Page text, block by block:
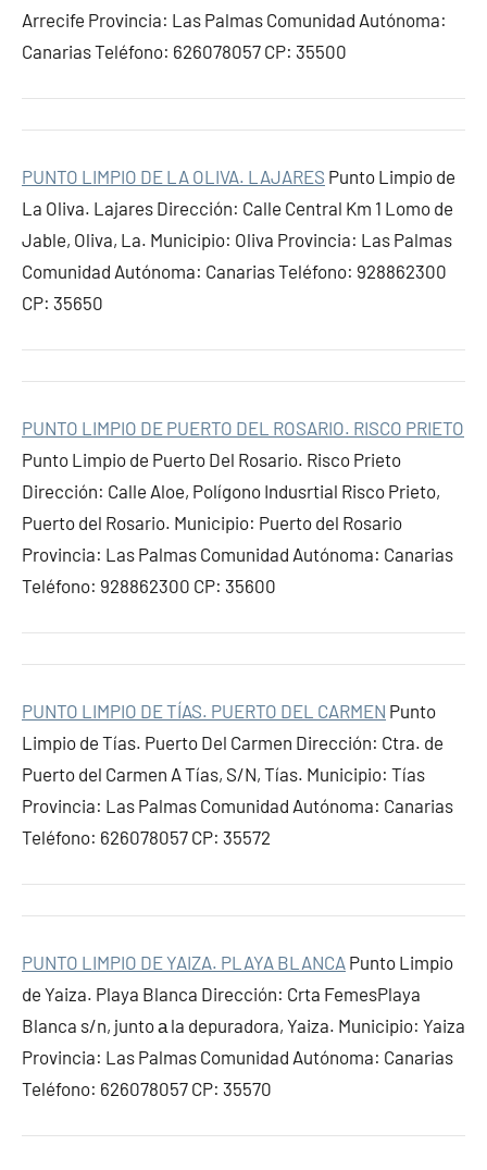
Arrecife Provincia: Las Palmas Comunidad Autónoma:
Canarias Teléfono: 626078057 CP: 35500
PUNTO LIMPIO DE LA OLIVA. LAJARES Punto Limpio de
La Oliva. Lajares Dirección: Calle Central Km 1 Lomo de
Jable, Oliva, La. Municipio: Oliva Provincia: Las Palmas
Comunidad Autónoma: Canarias Teléfono: 928862300
CP: 35650
PUNTO LIMPIO DE PUERTO DEL ROSARIO. RISCO PRIETO
Punto Limpio de Puerto Del Rosario. Risco Prieto
Dirección: Calle Aloe, Polígono Indusrtial Risco Prieto,
Puerto del Rosario. Municipio: Puerto del Rosario
Provincia: Las Palmas Comunidad Autónoma: Canarias
Teléfono: 928862300 CP: 35600
PUNTO LIMPIO DE TÍAS. PUERTO DEL CARMEN Punto
Limpio de Tías. Puerto Del Carmen Dirección: Ctra. de
Puerto del Carmen A Tías, S/N, Tías. Municipio: Tías
Provincia: Las Palmas Comunidad Autónoma: Canarias
Teléfono: 626078057 CP: 35572
PUNTO LIMPIO DE YAIZA. PLAYA BLANCA Punto Limpio
de Yaiza. Playa Blanca Dirección: Crta FemesPlaya
Blanca s/n, junto а la depuradora, Yaiza. Municipio: Yaiza
Provincia: Las Palmas Comunidad Autónoma: Canarias
Teléfono: 626078057 CP: 35570